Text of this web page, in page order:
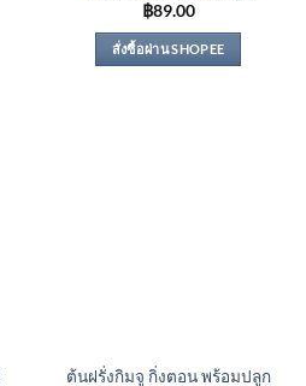
฿89.00
สั่งซื้อผ่าน SHOPEE
ต้นฝรั่งกิมจู กิ่งตอน พร้อมปลูก